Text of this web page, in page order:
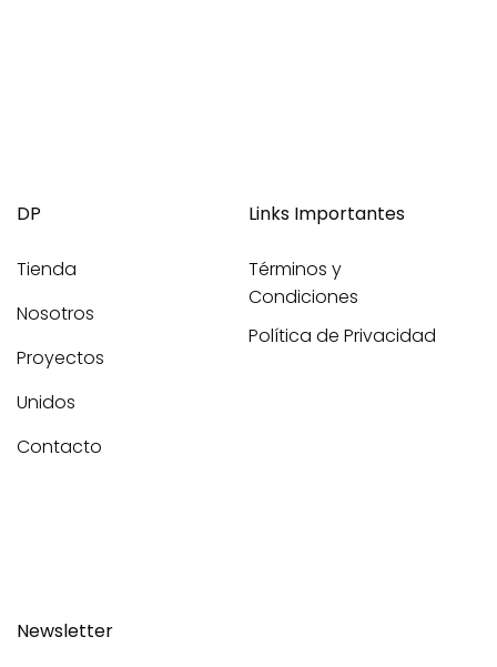
DP
Tienda
Nosotros
Proyectos
Unidos
Contacto
Links Importantes
Términos y
Condiciones
Política de Privacidad
Newsletter